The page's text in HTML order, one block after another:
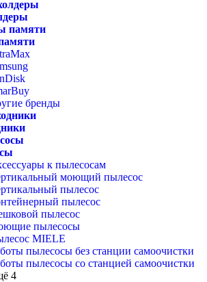
бренды
к пылесосам
моющий пылесос
пылесос
пылесос
пылесос
пылесосы
MIELE
пылесосы без станции самоочистки
пылесосы со станцией самоочистки
4